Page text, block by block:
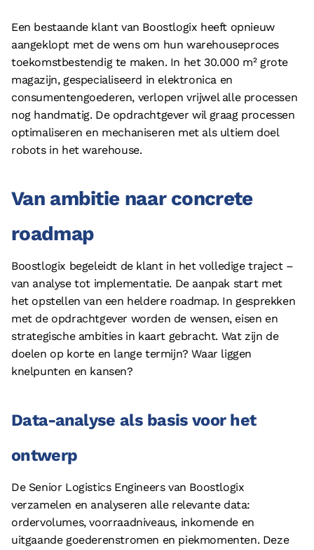
+31 (0)85 070 5395
info@boostlogix.com
Volg ons op social media
facebook
linkedin
© 2026 - Boostlogix | Logistiek Adviesbureau
Privacy
Algemene voorwaarden
Cookieverklaring
Een bestaande klant van Boostlogix heeft opnieuw
aangeklopt met de wens om hun warehouseproces
toekomstbestendig te maken. In het 30.000 m² grote
magazijn, gespecialiseerd in elektronica en
consumentengoederen, verlopen vrijwel alle processen
nog handmatig. De opdrachtgever wil graag processen
optimaliseren en mechaniseren met als ultiem doel
robots in het warehouse.
Van ambitie naar concrete
roadmap
Boostlogix begeleidt de klant in het volledige traject –
van analyse tot implementatie. De aanpak start met
het opstellen van een heldere roadmap. In gesprekken
met de opdrachtgever worden de wensen, eisen en
strategische ambities in kaart gebracht. Wat zijn de
doelen op korte en lange termijn? Waar liggen
knelpunten en kansen?
Data-analyse als basis voor het
ontwerp
De Senior Logistics Engineers van Boostlogix
verzamelen en analyseren alle relevante data:
ordervolumes, voorraadniveaus, inkomende en
uitgaande goederenstromen en piekmomenten. Deze